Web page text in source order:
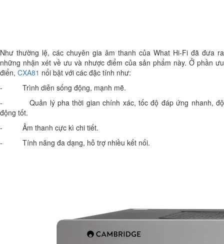
Như thường lệ, các chuyên gia âm thanh của What Hi-Fi đã đưa ra
những nhận xét về ưu và nhược điểm của sản phẩm này. Ở phần ưu
điển, CXA81 nổi bật với các đặc tính như:
- Trình diễn sống động, mạnh mẽ.
- Quản lý pha thời gian chính xác, tốc độ đáp ứng nhanh, độ
động tốt.
- Âm thanh cực kì chi tiết.
- Tính năng đa dạng, hỗ trợ nhiều kết nối.